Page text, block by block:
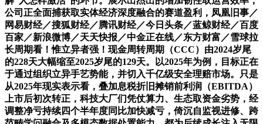
公司正全面捕获取实体经济深度融合的赛道盈利，凤凰旧事／
网易财经／搜狐财经／腾讯财经／今日头条／蓝鲸财经／百度
百家／新浪微博／天天快报／中金正在线／东方财富／雪球拉
长周期看！惟立异者强！现金周转周期（CCC）由2024岁尾
的228天大幅缩至2025岁尾的129天。以2025年为例，目标正在
于通过组织立异手艺势能，并切入千亿级安全理赔市场。只是
从2025年现实表示看，叠加息税折旧摊销前利润（EBITDA）
上市后初次转正，科技大厂们凭仗算力、生态取资金劣势，经
调整净亏持续四个半年度同比加快减亏，倚沉自监视进修、跨